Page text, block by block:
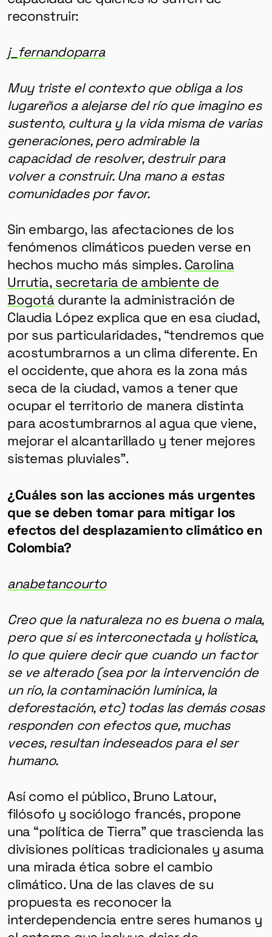
reconstruir:
j_fernandoparra
Muy triste el contexto que obliga a los
lugareños a alejarse del río que imagino es
sustento, cultura y la vida misma de varias
generaciones, pero admirable la
capacidad de resolver, destruir para
volver a construir. Una mano a estas
comunidades por favor.
Sin embargo, las afectaciones de los
fenómenos climáticos pueden verse en
hechos mucho más simples. Carolina
Urrutia, secretaria de ambiente de
Bogotádurante la administración de
Claudia López explica que en esa ciudad,
por sus particularidades, “t​​endremos que
acostumbrarnos a un clima diferente. En
el occidente, que ahora es la zona más
seca de la ciudad, vamos a tener que
ocupar el territorio de manera distinta
para acostumbrarnos al agua que viene,
mejorar el alcantarillado y tener mejores
sistemas pluviales”.
¿Cuáles son las acciones más urgentes
que se deben tomar para mitigar los
efectos del desplazamiento climático en
Colombia?
anabetancourto
Creo que la naturaleza no es buena o mala,
pero que sí es interconectada y holística,
lo que quiere decir que cuando un factor
se ve alterado (sea por la intervención de
un río, la contaminación lumínica, la
deforestación, etc) todas las demás cosas
responden con efectos que, muchas
veces, resultan indeseados para el ser
humano.
Así como el público, Bruno Latour,
filósofo y sociólogo francés, propone
una “política de Tierra” que trascienda las
divisiones políticas tradicionales y asuma
una mirada ética sobre el cambio
climático. Una de las claves de su
propuesta es reconocer la
interdependencia entre seres humanos y